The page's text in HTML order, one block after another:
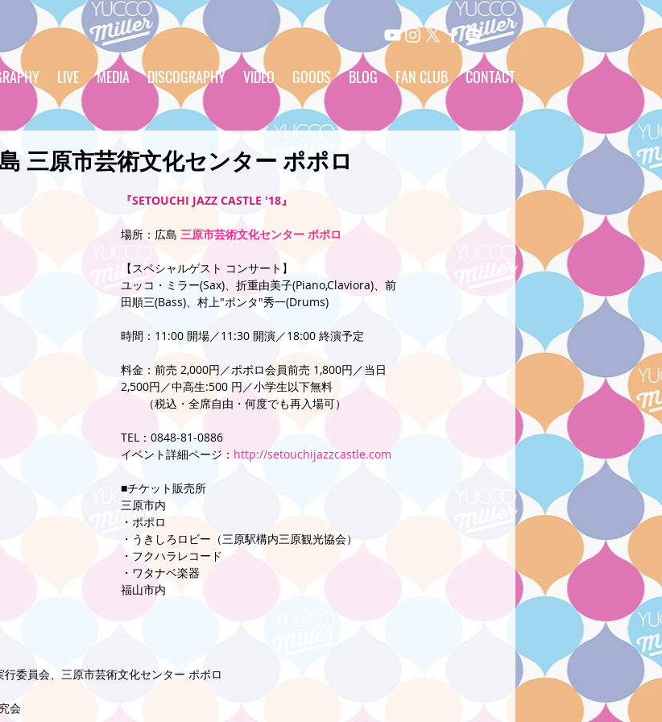
LIVE MEDIA DISCOGRAPHY VIDEO GOODS BLOG FAN CLUB CONTACT
三原市芸術文化センター ポポロ
『SETOUCHI JAZZ CASTLE '18』
場所：広島 三原市芸術文化センター ポポロ
【スペシャルゲスト コンサート】
ユッコ・ミラー(Sax)、折重由美子(Piano,Claviora)、前
田順三(Bass)、村上"ポンタ"秀一(Drums)
時間：11:00 開場／11:30 開演／18:00 終演予定
料金：前売 2,000円／ポポロ会員前売 1,800円／当日
2,500円／中高生:500 円／小学生以下無料
（税込・全席自由・何度でも再入場可）
TEL：0848-81-0886
イベント詳細ページ： http://setouchijazzcastle.com
■チケット販売所
三原市内
・ポポロ
・うきしろロビー（三原駅構内三原観光協会）
・フクハラレコード
・ワタナベ楽器
福山市内
委員会、三原市芸術文化センター ポポロ
会